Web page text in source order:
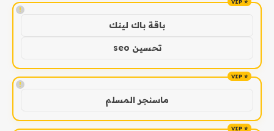
!
باقة باك لينك
تحسين seo
!
ماسنجر المسلم